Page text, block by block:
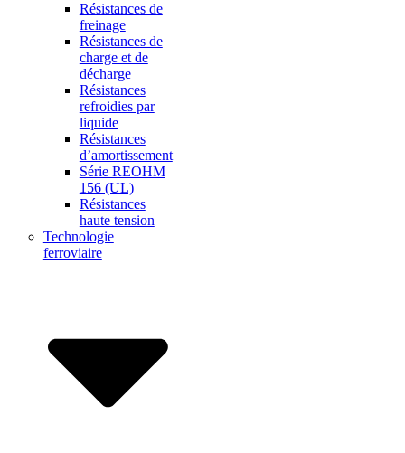
Résistances de
freinage
Résistances de
charge et de
décharge
Résistances
refroidies par
liquide
Résistances
d’amortissement
Série REOHM
156 (UL)
Résistances
haute tension
Technologie
ferroviaire